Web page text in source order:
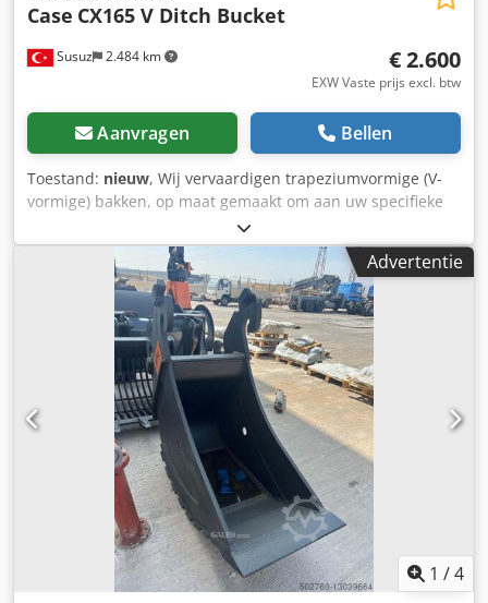
Susuz 2.484 km
Case CX165 V Ditch Bucket
€ 2.600
EXW Vaste prijs excl. btw
Aanvragen Bellen
Toestand: nieuw, Wij vervaardigen trapeziumvormige (V-
vormige) bakken, op maat gemaakt om aan uw specifieke
kanaalafmetingen te voldoen Dcedpewn E A Hefx Abhsk
Advertentie
1 /4